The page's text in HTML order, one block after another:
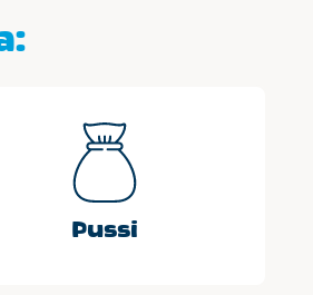
Pussi